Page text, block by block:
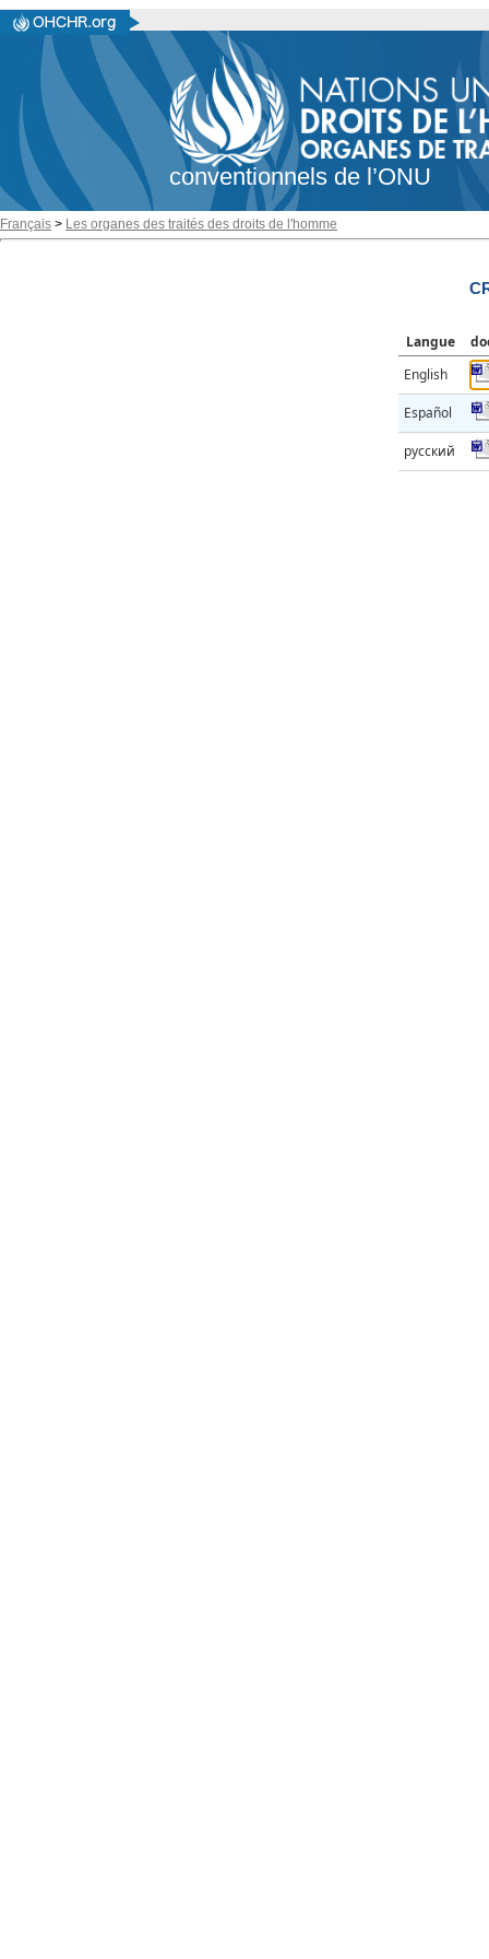
conventionnels de l’ONU
Français > Les organes des traités des droits de l'homme
Langue
English
Español
русский